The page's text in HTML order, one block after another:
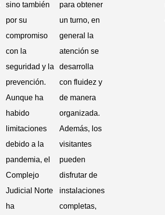
sino también
por su
compromiso
con la
seguridad y la
prevención.
Aunque ha
habido
limitaciones
debido a la
pandemia, el
Complejo
Judicial Norte
ha
para obtener
un turno, en
general la
atención se
desarrolla
con fluidez y
de manera
organizada.
Además, los
visitantes
pueden
disfrutar de
instalaciones
completas,